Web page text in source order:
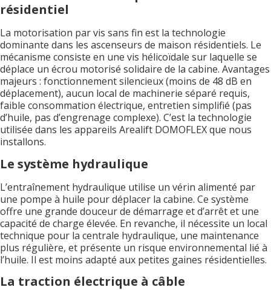
résidentiel
La motorisation par vis sans fin est la technologie
dominante dans les ascenseurs de maison résidentiels. Le
mécanisme consiste en une vis hélicoïdale sur laquelle se
déplace un écrou motorisé solidaire de la cabine. Avantages
majeurs : fonctionnement silencieux (moins de 48 dB en
déplacement), aucun local de machinerie séparé requis,
faible consommation électrique, entretien simplifié (pas
d’huile, pas d’engrenage complexe). C’est la technologie
utilisée dans les appareils Arealift DOMOFLEX que nous
installons.
Le système hydraulique
L’entraînement hydraulique utilise un vérin alimenté par
une pompe à huile pour déplacer la cabine. Ce système
offre une grande douceur de démarrage et d’arrêt et une
capacité de charge élevée. En revanche, il nécessite un local
technique pour la centrale hydraulique, une maintenance
plus régulière, et présente un risque environnemental lié à
l’huile. Il est moins adapté aux petites gaines résidentielles.
La traction électrique à câble